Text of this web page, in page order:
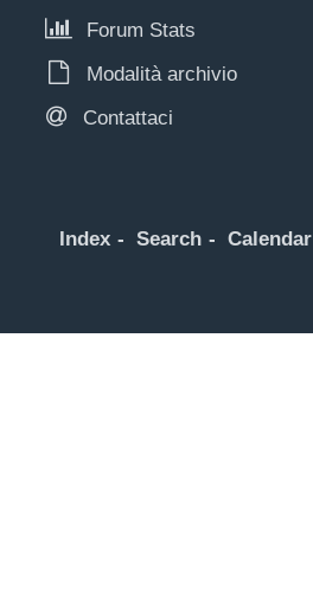
Forum Stats
Modalità archivio
Contattaci
Index Search Calendar